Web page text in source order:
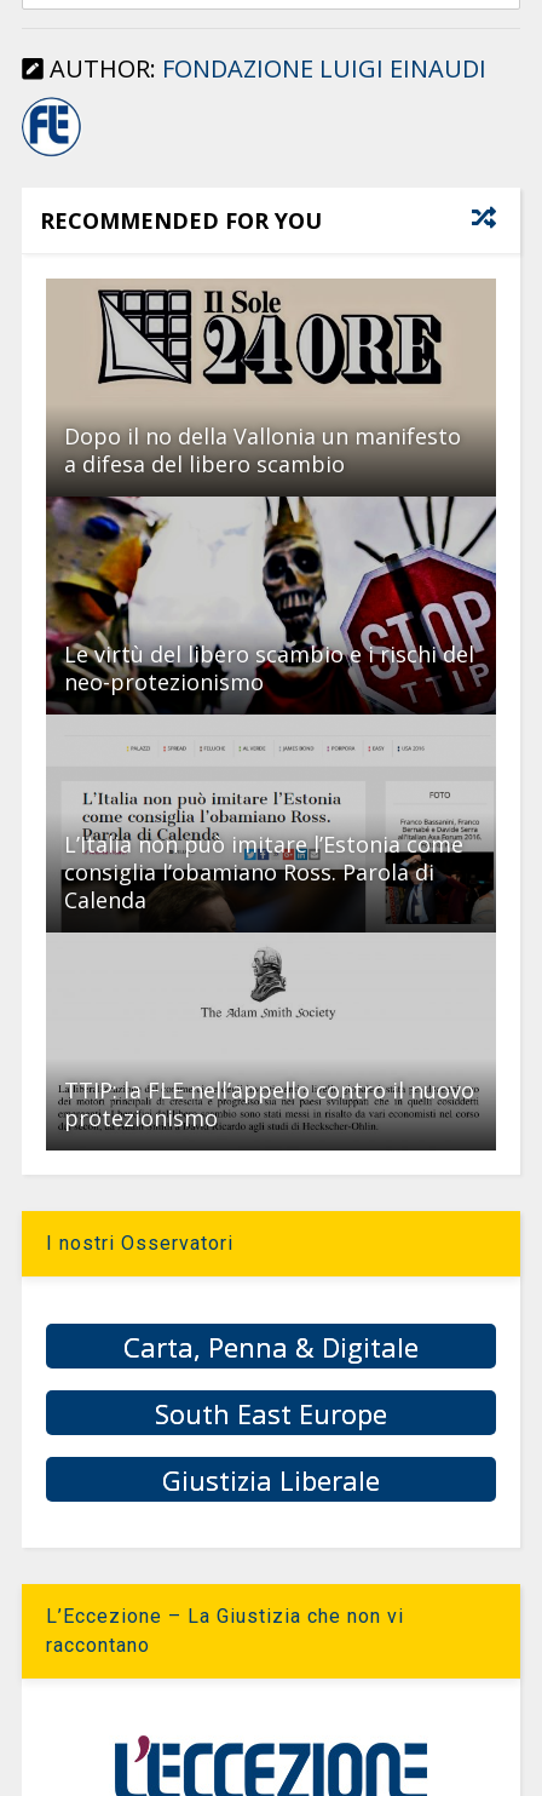
AUTHOR: FONDAZIONE LUIGI EINAUDI
RECOMMENDED FOR YOU
Dopo il no della Vallonia un manifesto
a difesa del libero scambio
Le virtù del libero scambio e i rischi del
neo-protezionismo
L’Italia non può imitare l’Estonia come
consiglia l’obamiano Ross. Parola di
Calenda
TTIP: la FLE nell’appello contro il nuovo
protezionismo
I nostri Osservatori
Carta, Penna & Digitale
South East Europe
Giustizia Liberale
L’Eccezione – La Giustizia che non vi
raccontano